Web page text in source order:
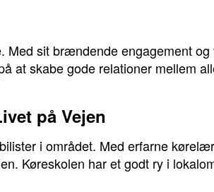
Med sit brændende engagement
at skabe gode relationer mellem
på Vejen
i området. Med erfarne
Køreskolen har et godt ry i